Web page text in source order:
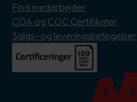
Find medarbejder
COA og COC Certifikater
Salgs- og leveringsbetingelser